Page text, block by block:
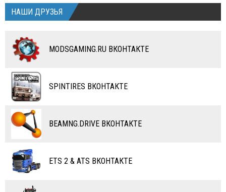
ДРУГИЕ МОДЫ
ДРУГИЕ МОДЫ
КАРТЫ
ДРУГИЕ МОДЫ
КАРТЫ
ДРУГИЕ МОДЫ
АВТОБУСЫ
МОТОЦИКЛЫ
ВЕЛОСИПЕДЫ
ТАНКИ
ПОЕЗДА
ВОДНЫЙ ТРАНСПОРТ
САМОЛЕТЫ
RC ТРАНСПОРТ
МОТОТЕХНИКА
АВТОБУСЫ
КОМБАЙНЫ
ТЮНИНГ
КАРТЫ
АВИАЦИЯ СССР
TURBO DISMOUNT
НАШИ ДРУЗЬЯ
MODSGAMING.RU ВКОНТАКТЕ
SPINTIRES ВКОНТАКТЕ
BEAMNG.DRIVE ВКОНТАКТЕ
ETS 2 & ATS ВКОНТАКТЕ